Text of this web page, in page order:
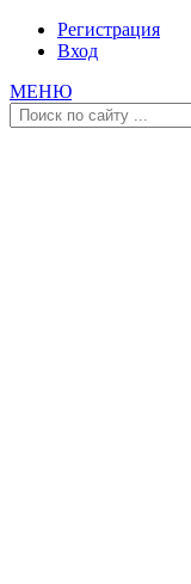
Регистрация
Вход
МЕНЮ